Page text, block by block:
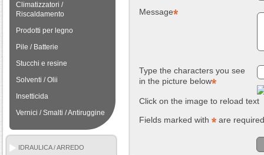
Climatizzatori /
Riscaldamento
Prodotti per legno
Pile / Batterie
Stucchi e resine
Solventi / Olii
Insetticida
Vernici / Smalti / Antiruggine
IDRAULICA / ARREDO
Message
Type the characters you see
in the picture below
Click on the image to reload text
Fields marked with
are required